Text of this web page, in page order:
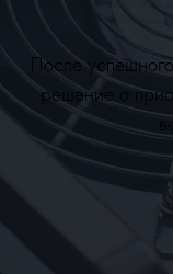
После
решение о